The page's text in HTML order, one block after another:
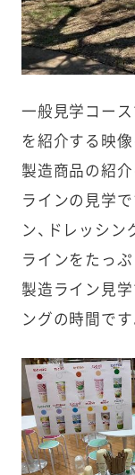
一般見学コー
を紹介する映
製造商品の紹
ラインの見学
ン、ドレッシ
ラインをたっ
製造ライン見
ングの時間です